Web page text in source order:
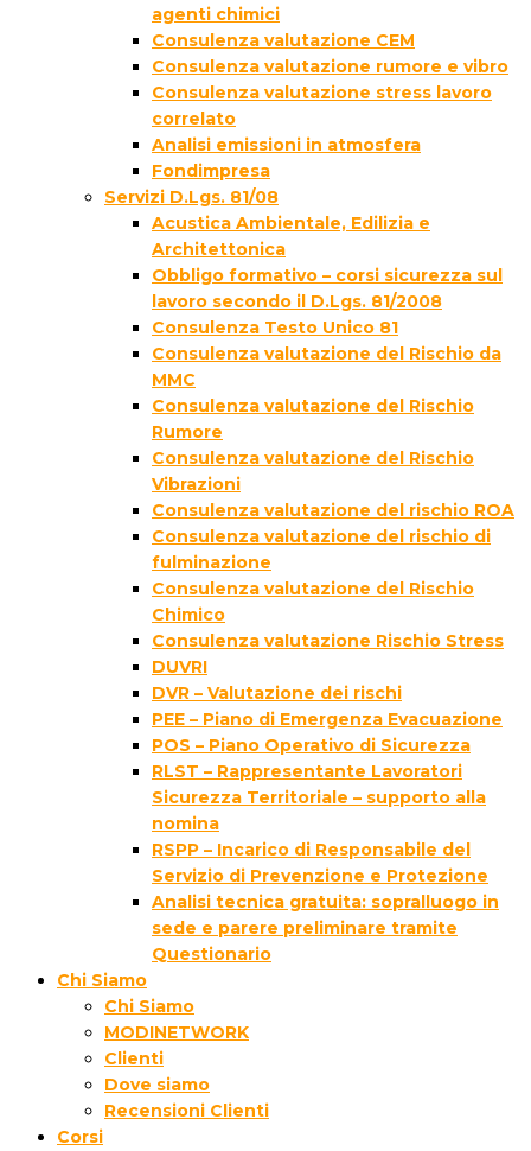
agenti chimici
Consulenza valutazione CEM
Consulenza valutazione rumore e vibro
Consulenza valutazione stress lavoro
correlato
Analisi emissioni in atmosfera
Fondimpresa
Servizi D.Lgs. 81/08
Acustica Ambientale, Edilizia e
Architettonica
Obbligo formativo – corsi sicurezza sul
lavoro secondo il D.Lgs. 81/2008
Consulenza Testo Unico 81
Consulenza valutazione del Rischio da
MMC
Consulenza valutazione del Rischio
Rumore
Consulenza valutazione del Rischio
Vibrazioni
Consulenza valutazione del rischio ROA
Consulenza valutazione del rischio di
fulminazione
Consulenza valutazione del Rischio
Chimico
Consulenza valutazione Rischio Stress
DUVRI
DVR – Valutazione dei rischi
PEE – Piano di Emergenza Evacuazione
POS – Piano Operativo di Sicurezza
RLST – Rappresentante Lavoratori
Sicurezza Territoriale – supporto alla
nomina
RSPP – Incarico di Responsabile del
Servizio di Prevenzione e Protezione
Analisi tecnica gratuita: sopralluogo in
sede e parere preliminare tramite
Questionario
Chi Siamo
Chi Siamo
MODINETWORK
Clienti
Dove siamo
Recensioni Clienti
Corsi